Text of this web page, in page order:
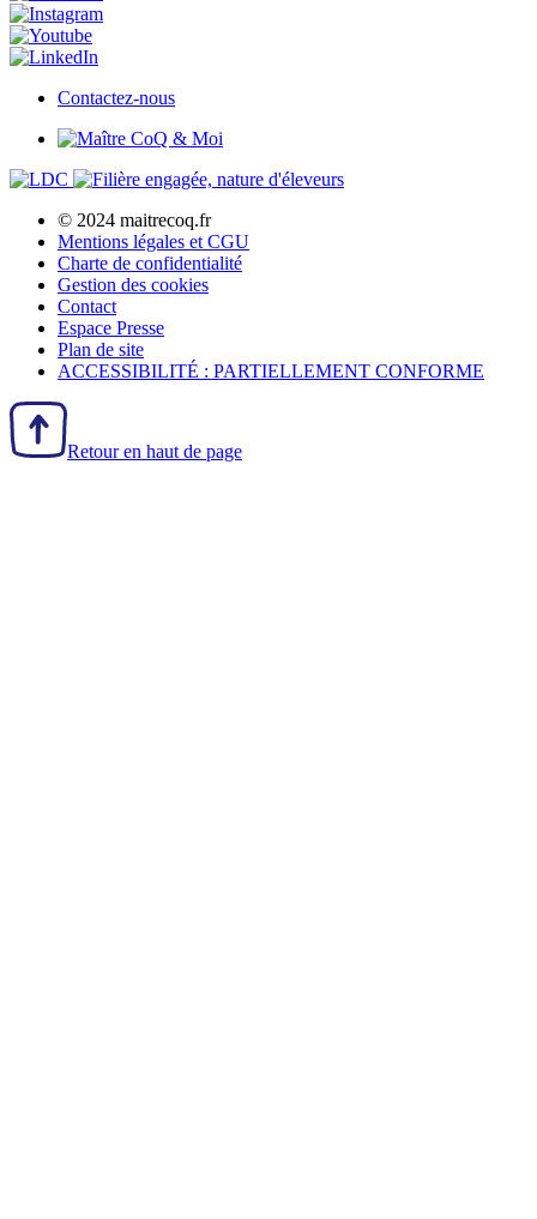
Contactez-nous
© 2024 maitrecoq.fr
Mentions légales et CGU
Charte de confidentialité
Gestion des cookies
Contact
Espace Presse
Plan de site
ACCESSIBILITÉ : PARTIELLEMENT CONFORME
Retour en haut de page